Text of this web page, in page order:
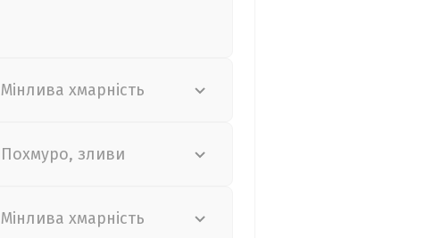
Мінлива хмарність
Похмуро, зливи
Мінлива хмарність